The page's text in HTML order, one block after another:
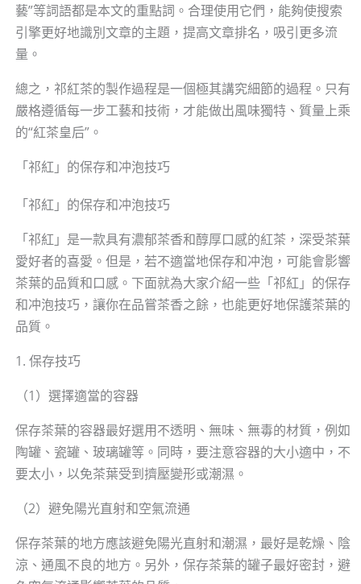
藝”等詞語都是本文的重點詞。合理使用它們，能夠使搜索
引擎更好地識別文章的主題，提高文章排名，吸引更多流
量。
總之，祁紅茶的製作過程是一個極其講究細節的過程。只有
嚴格遵循每一步工藝和技術，才能做出風味獨特、質量上乘
的“紅茶皇后”。
「祁紅」的保存和冲泡技巧
「祁紅」的保存和冲泡技巧
「祁紅」是一款具有濃郁茶香和醇厚口感的紅茶，深受茶葉
愛好者的喜愛。但是，若不適當地保存和冲泡，可能會影響
茶葉的品質和口感。下面就為大家介紹一些「祁紅」的保存
和冲泡技巧，讓你在品嘗茶香之餘，也能更好地保護茶葉的
品質。
1. 保存技巧
（1）選擇適當的容器
保存茶葉的容器最好選用不透明、無味、無毒的材質，例如
陶罐、瓷罐、玻璃罐等。同時，要注意容器的大小適中，不
要太小，以免茶葉受到擠壓變形或潮濕。
（2）避免陽光直射和空氣流通
保存茶葉的地方應該避免陽光直射和潮濕，最好是乾燥、陰
涼、通風不良的地方。另外，保存茶葉的罐子最好密封，避